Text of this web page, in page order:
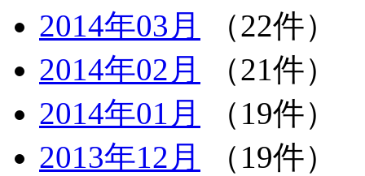
2014年03月
（22件）
2014年02月
（21件）
2014年01月
（19件）
2013年12月
（19件）